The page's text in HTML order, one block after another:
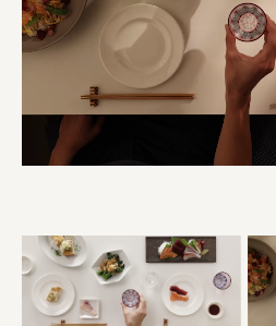
株式会社ドリームプラザ
GOEMON
株式会社ヤマサン
株式会社 マツバラ
株式会社東果堂
株式会社 中日ステンドアート
DEAR FRIEND'S